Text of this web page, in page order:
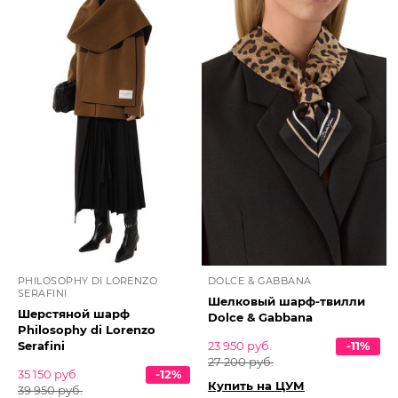
PHILOSOPHY DI LORENZO
SERAFINI
Шерстяной шарф
Philosophy di Lorenzo
Serafini
35 150 руб.
39 950 руб.
-12%
DOLCE & GABBANA
Шелковый шарф-твилли
Dolce & Gabbana
23 950 руб.
27 200 руб.
-11%
Купить на ЦУМ